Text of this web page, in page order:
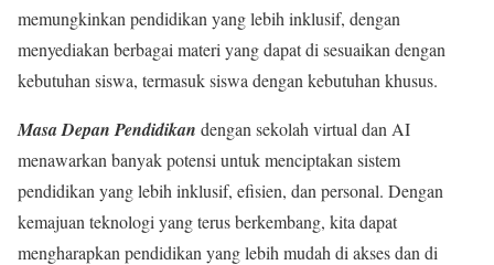
memungkinkan pendidikan yang lebih inklusif, dengan
menyediakan berbagai materi yang dapat di sesuaikan dengan
kebutuhan siswa, termasuk siswa dengan kebutuhan khusus.
Masa Depan Pendidikan dengan sekolah virtual dan AI
menawarkan banyak potensi untuk menciptakan sistem
pendidikan yang lebih inklusif, efisien, dan personal. Dengan
kemajuan teknologi yang terus berkembang, kita dapat
mengharapkan pendidikan yang lebih mudah di akses dan di